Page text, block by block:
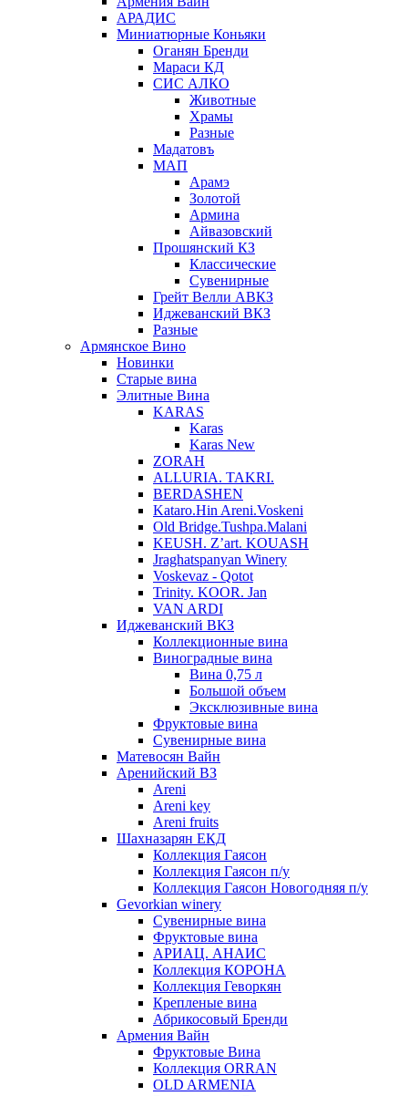
АРАДИС
Миниатюрные Коньяки
Оганян Бренди
Мараси КД
СИС АЛКО
Животные
Храмы
Разные
Мадатовъ
МАП
Арамэ
Золотой
Армина
Айвазовский
Прошянский КЗ
Классические
Сувенирные
Грейт Велли АВКЗ
Иджеванский ВКЗ
Разные
Армянское Вино
Новинки
Старые вина
Элитные Вина
KARAS
Karas
Karas New
ZORAH
ALLURIA. TAKRI.
BERDASHEN
Kataro.Hin Areni.Voskeni
Old Bridge.Tushpa.Malani
KEUSH. Z’art. KOUASH
Jraghatspanyan Winery
Voskevaz - Qotot
Trinity. KOOR. Jan
VAN ARDI
Иджеванский ВКЗ
Коллекционные вина
Виноградные вина
Вина 0,75 л
Большой объем
Эксклюзивные вина
Фруктовые вина
Cувенирные вина
Матевосян Вайн
Аренийский ВЗ
Areni
Areni key
Areni fruits
Шахназарян ЕКД
Коллекция Гаясон
Коллекция Гаясон п/у
Коллекция Гаясон Новогодняя п/у
Gevorkian winery
Сувенирные вина
Фруктовые вина
АРИАЦ. АНАИС
Коллекция КОРОНА
Коллекция Геворкян
Крепленые вина
Абрикосовый Бренди
Армения Вайн
Фруктовые Вина
Коллекция ORRAN
OLD ARMENIA